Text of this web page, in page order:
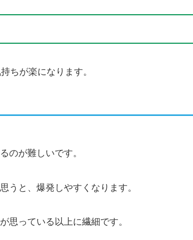
ちが楽になります。
のが難しいです。
うと、爆発しやすくなります。
思っている以上に繊細です。